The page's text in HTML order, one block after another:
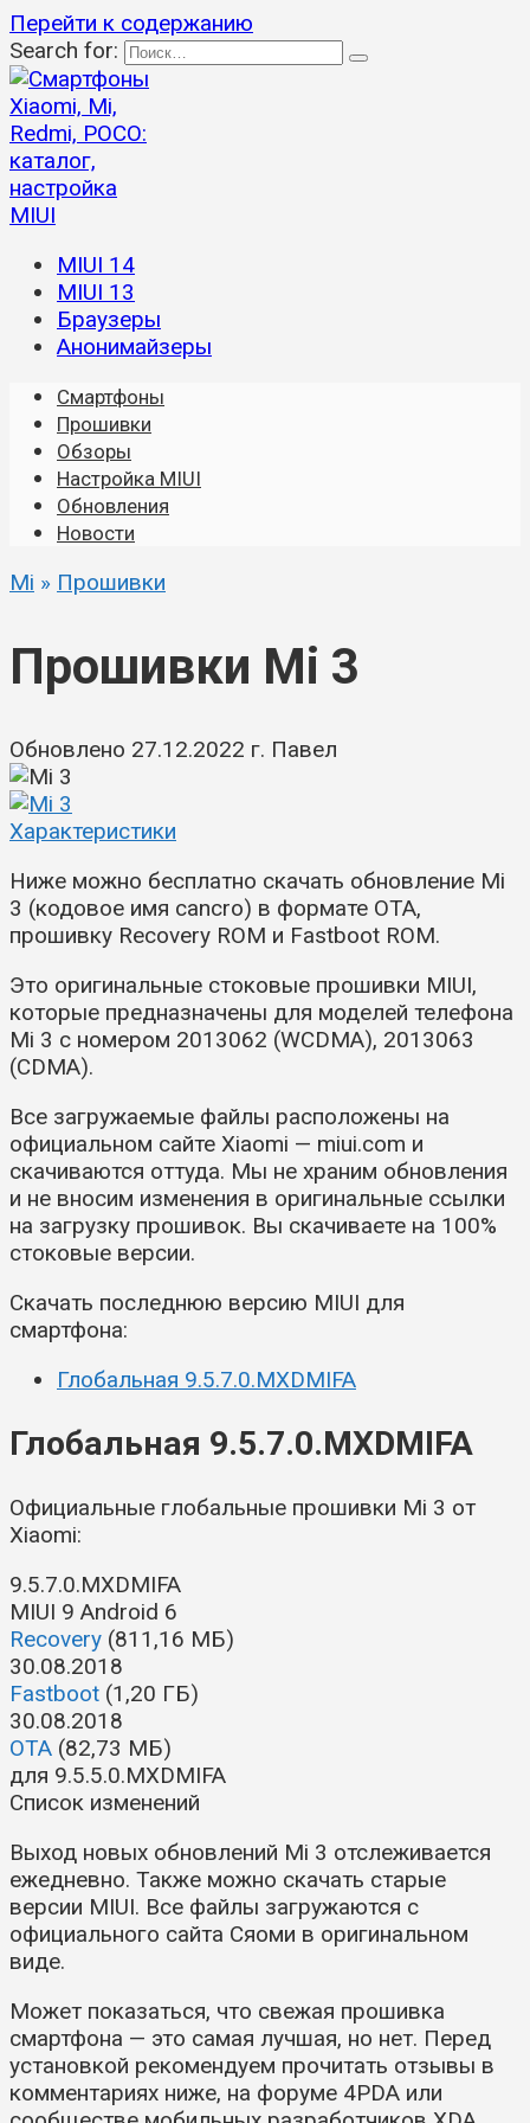
Перейти к содержанию
Search for:
MIUI 14
MIUI 13
Браузеры
Анонимайзеры
Смартфоны
Прошивки
Обзоры
Настройка MIUI
Обновления
Новости
Mi » Прошивки
Прошивки Mi 3
Обновлено 27.12.2022 г. Павел
Характеристики
Ниже можно бесплатно скачать обновление Mi
3 (кодовое имя cancro) в формате OTA,
прошивку Recovery ROM и Fastboot ROM.
Это оригинальные стоковые прошивки MIUI,
которые предназначены для моделей телефона
Mi 3 с номером 2013062 (WCDMA), 2013063
(CDMA).
Все загружаемые файлы расположены на
официальном сайте Xiaomi — miui.com и
скачиваются оттуда. Мы не храним обновления
и не вносим изменения в оригинальные ссылки
на загрузку прошивок. Вы скачиваете на 100%
стоковые версии.
Скачать последнюю версию MIUI для
смартфона:
Глобальная 9.5.7.0.MXDMIFA
Глобальная 9.5.7.0.MXDMIFA
Официальные глобальные прошивки Mi 3 от
Xiaomi:
9.5.7.0.MXDMIFA
MIUI 9 Android 6
Recovery (811,16 МБ)
30.08.2018
Fastboot (1,20 ГБ)
30.08.2018
OTA (82,73 МБ)
для 9.5.5.0.MXDMIFA
Список изменений
Выход новых обновлений Mi 3 отслеживается
ежедневно. Также можно скачать старые
версии MIUI. Все файлы загружаются с
официального сайта Сяоми в оригинальном
виде.
Может показаться, что свежая прошивка
смартфона — это самая лучшая, но нет. Перед
установкой рекомендуем прочитать отзывы в
комментариях ниже, на форуме 4PDA или